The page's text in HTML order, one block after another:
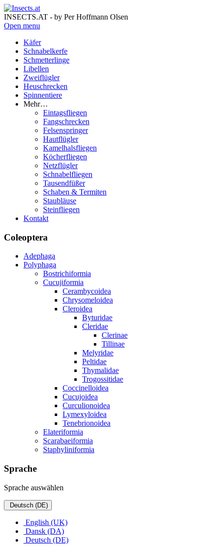
INSECTS.AT - by Per Hoffmann Olsen
Open menu
Käfer
Schnabelkerfe
Schmetterlinge
Libellen
Zweiflügler
Heuschrecken
Spinnentiere
Mehr…
Eintagsfliegen
Fangschrecken
Felsenspringer
Hautflügler
Kamelhalsfliegen
Köcherfliegen
Netzflügler
Schnabelfliegen
Tausendfüßer
Schaben & Termiten
Staubläuse
Steinfliegen
Kontakt
Coleoptera
Adephaga
Polyphaga
Bostrichiformia
Cucujiformia
Cerambycoidea
Chrysomeloidea
Cleroidea
Byturidae
Cleridae
Clerinae
Tillinae
Melyridae
Peltidae
Thymalidae
Trogossitidae
Coccinelloidea
Cucujoidea
Curculionoidea
Lymexyloidea
Tenebrionoidea
Elateriformia
Scarabaeiformia
Staphyliniformia
Sprache
Sprache auswählen
Deutsch (DE)
English (UK)
Dansk (DA)
Deutsch (DE)